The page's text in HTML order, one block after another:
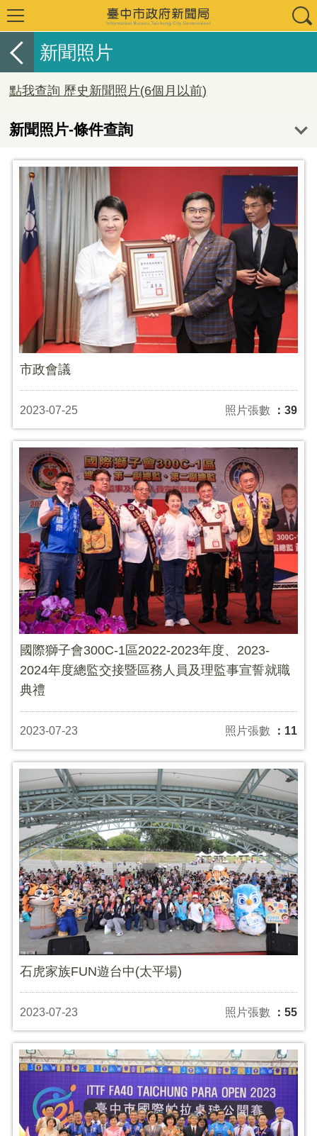
新聞照片
點我查詢 歷史新聞照片(6個月以前)
新聞照片-條件查詢
市政會議
2023-07-25 照片張數 ：39
國際獅子會300C-1區2022-2023年度、2023-
2024年度總監交接暨區務人員及理監事宣誓就職
典禮
2023-07-23 照片張數 ：11
石虎家族FUN遊台中(太平場)
2023-07-23 照片張數 ：55